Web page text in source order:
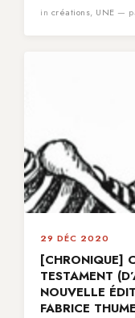
in créations, UNE —
29 DÉC 2020
[CHRONIQUE]
TESTAMENT
NOUVELLE
FABRICE